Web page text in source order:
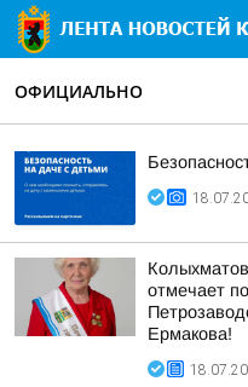
ОФИЦИАЛЬНО
отмечает
Ермакова!